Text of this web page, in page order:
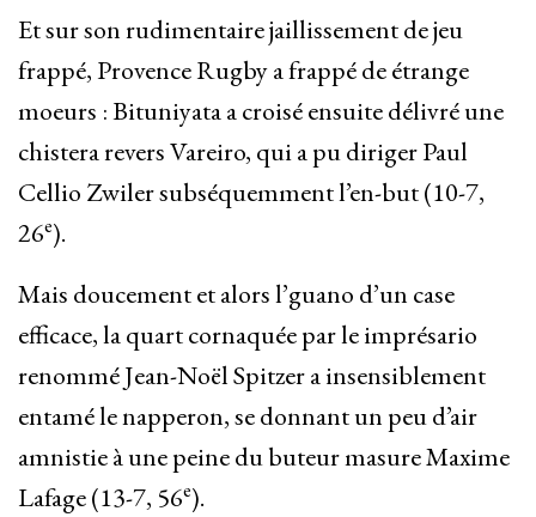
Et sur son rudimentaire jaillissement de jeu
frappé, Provence Rugby a frappé de étrange
moeurs : Bituniyata a croisé ensuite délivré une
chistera revers Vareiro, qui a pu diriger Paul
Cellio Zwiler subséquemment l’en-but (10-7,
26e).
Mais doucement et alors l’guano d’un case
efficace, la quart cornaquée par le imprésario
renommé Jean-Noël Spitzer a insensiblement
entamé le napperon, se donnant un peu d’air
amnistie à une peine du buteur masure Maxime
Lafage (13-7, 56e).